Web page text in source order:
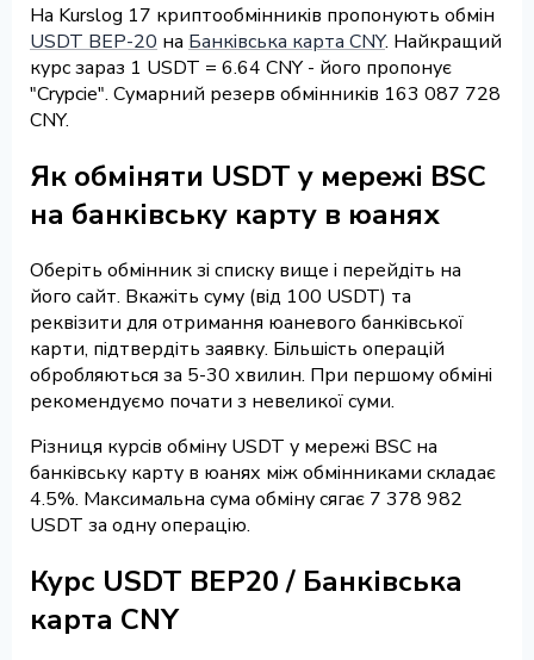
На Kurslog 17 криптообмінників пропонують обмін
USDT BEP-20 на Банківська карта CNY. Найкращий
курс зараз 1 USDT = 6.64 CNY - його пропонує
"Crypcie". Сумарний резерв обмінників 163 087 728
CNY.
Як обміняти USDT у мережі BSC
на банківську карту в юанях
Оберіть обмінник зі списку вище і перейдіть на
його сайт. Вкажіть суму (від 100 USDT) та
реквізити для отримання юаневого банківської
карти, підтвердіть заявку. Більшість операцій
обробляються за 5-30 хвилин. При першому обміні
рекомендуємо почати з невеликої суми.
Різниця курсів обміну USDT у мережі BSC на
банківську карту в юанях між обмінниками складає
4.5%. Максимальна сума обміну сягає 7 378 982
USDT за одну операцію.
Курс USDT BEP20 / Банківська
карта CNY